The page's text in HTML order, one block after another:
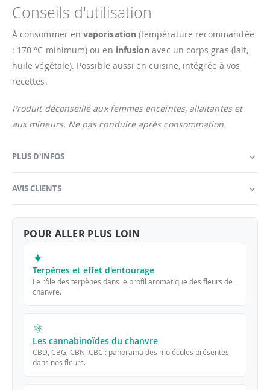
Conseils d'utilisation
À consommer envaporisation (température recommandée
: 170 °C minimum) ou en infusion avec un corps gras (lait,
huile végétale). Possible aussi en cuisine, intégrée à vos
recettes.
Produit déconseillé aux femmes enceintes, allaitantes et
aux mineurs. Ne pas conduire après consommation.
PLUS D'INFOS
AVIS CLIENTS
POUR ALLER PLUS LOIN
✦
Terpènes et effet d'entourage
Le rôle des terpènes dans le profil aromatique des fleurs de
chanvre.
⚛
Les cannabinoïdes du chanvre
CBD, CBG, CBN, CBC : panorama des molécules présentes
dans nos fleurs.